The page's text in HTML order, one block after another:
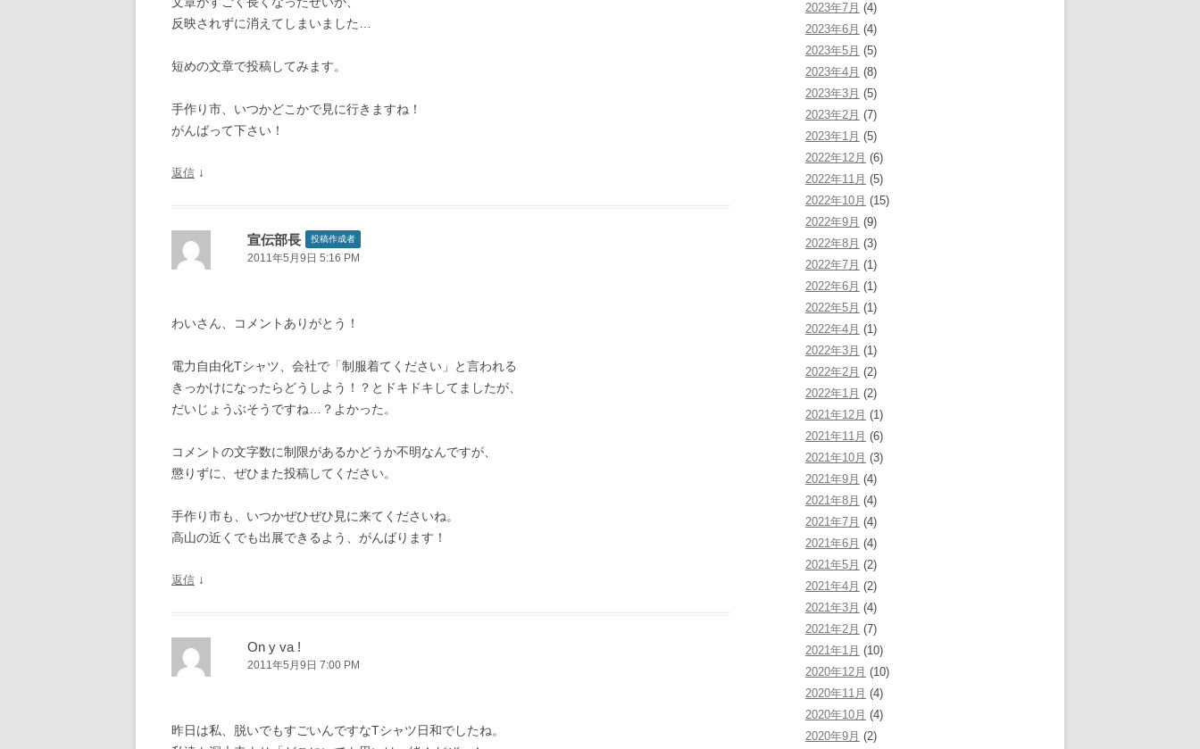
反映されずに消えてしまいました…
短めの文章で投稿してみます。
手作り市、いつかどこかで見に行きますね！
がんばって下さい！
返信 ↓
宣伝部長 投稿作成者
2011年5月9日 5:16 PM
わいさん、コメントありがとう！
電力自由化Tシャツ、会社で「制服着てください」と言われる
きっかけになったらどうしよう！？とドキドキしてましたが、
だいじょうぶそうですね…？よかった。
コメントの文字数に制限があるかどうか不明なんですが、
懲りずに、ぜひまた投稿してください。
手作り市も、いつかぜひぜひ見に来てくださいね。
高山の近くでも出展できるよう、がんばります！
返信 ↓
On y va !
2011年5月9日 7:00 PM
昨日は私、脱いでもすごいんですなTシャツ日和でしたね。
2023年7月 (4)
2023年6月 (4)
2023年5月 (5)
2023年4月 (8)
2023年3月 (5)
2023年2月 (7)
2023年1月 (5)
2022年12月 (6)
2022年11月 (5)
2022年10月 (15)
2022年9月 (9)
2022年8月 (3)
2022年7月 (1)
2022年6月 (1)
2022年5月 (1)
2022年4月 (1)
2022年3月 (1)
2022年2月 (2)
2022年1月 (2)
2021年12月 (1)
2021年11月 (6)
2021年10月 (3)
2021年9月 (4)
2021年8月 (4)
2021年7月 (4)
2021年6月 (4)
2021年5月 (2)
2021年4月 (2)
2021年3月 (4)
2021年2月 (7)
2021年1月 (10)
2020年12月 (10)
2020年11月 (4)
2020年10月 (4)
2020年9月 (2)